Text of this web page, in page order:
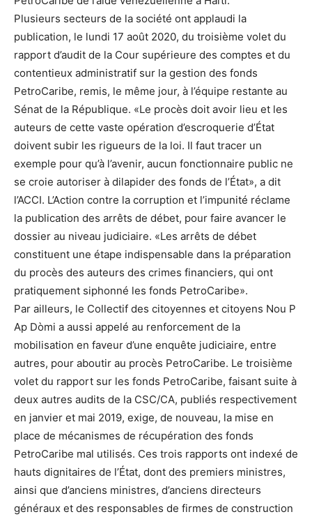
Plusieurs secteurs de la société ont applaudi la
publication, le lundi 17 août 2020, du troisième volet du
rapport d’audit de la Cour supérieure des comptes et du
contentieux administratif sur la gestion des fonds
PetroCaribe, remis, le même jour, à l’équipe restante au
Sénat de la République. «Le procès doit avoir lieu et les
auteurs de cette vaste opération d’escroquerie d’État
doivent subir les rigueurs de la loi. Il faut tracer un
exemple pour qu’à l’avenir, aucun fonctionnaire public ne
se croie autoriser à dilapider des fonds de l’État», a dit
l’ACCI. L’Action contre la corruption et l’impunité réclame
la publication des arrêts de débet, pour faire avancer le
dossier au niveau judiciaire. «Les arrêts de débet
constituent une étape indispensable dans la préparation
du procès des auteurs des crimes financiers, qui ont
pratiquement siphonné les fonds PetroCaribe».
Par ailleurs, le Collectif des citoyennes et citoyens Nou P
Ap Dòmi a aussi appelé au renforcement de la
mobilisation en faveur d’une enquête judiciaire, entre
autres, pour aboutir au procès PetroCaribe. Le troisième
volet du rapport sur les fonds PetroCaribe, faisant suite à
deux autres audits de la CSC/CA, publiés respectivement
en janvier et mai 2019, exige, de nouveau, la mise en
place de mécanismes de récupération des fonds
PetroCaribe mal utilisés. Ces trois rapports ont indexé de
hauts dignitaires de l’État, dont des premiers ministres,
ainsi que d’anciens ministres, d’anciens directeurs
généraux et des responsables de firmes de construction